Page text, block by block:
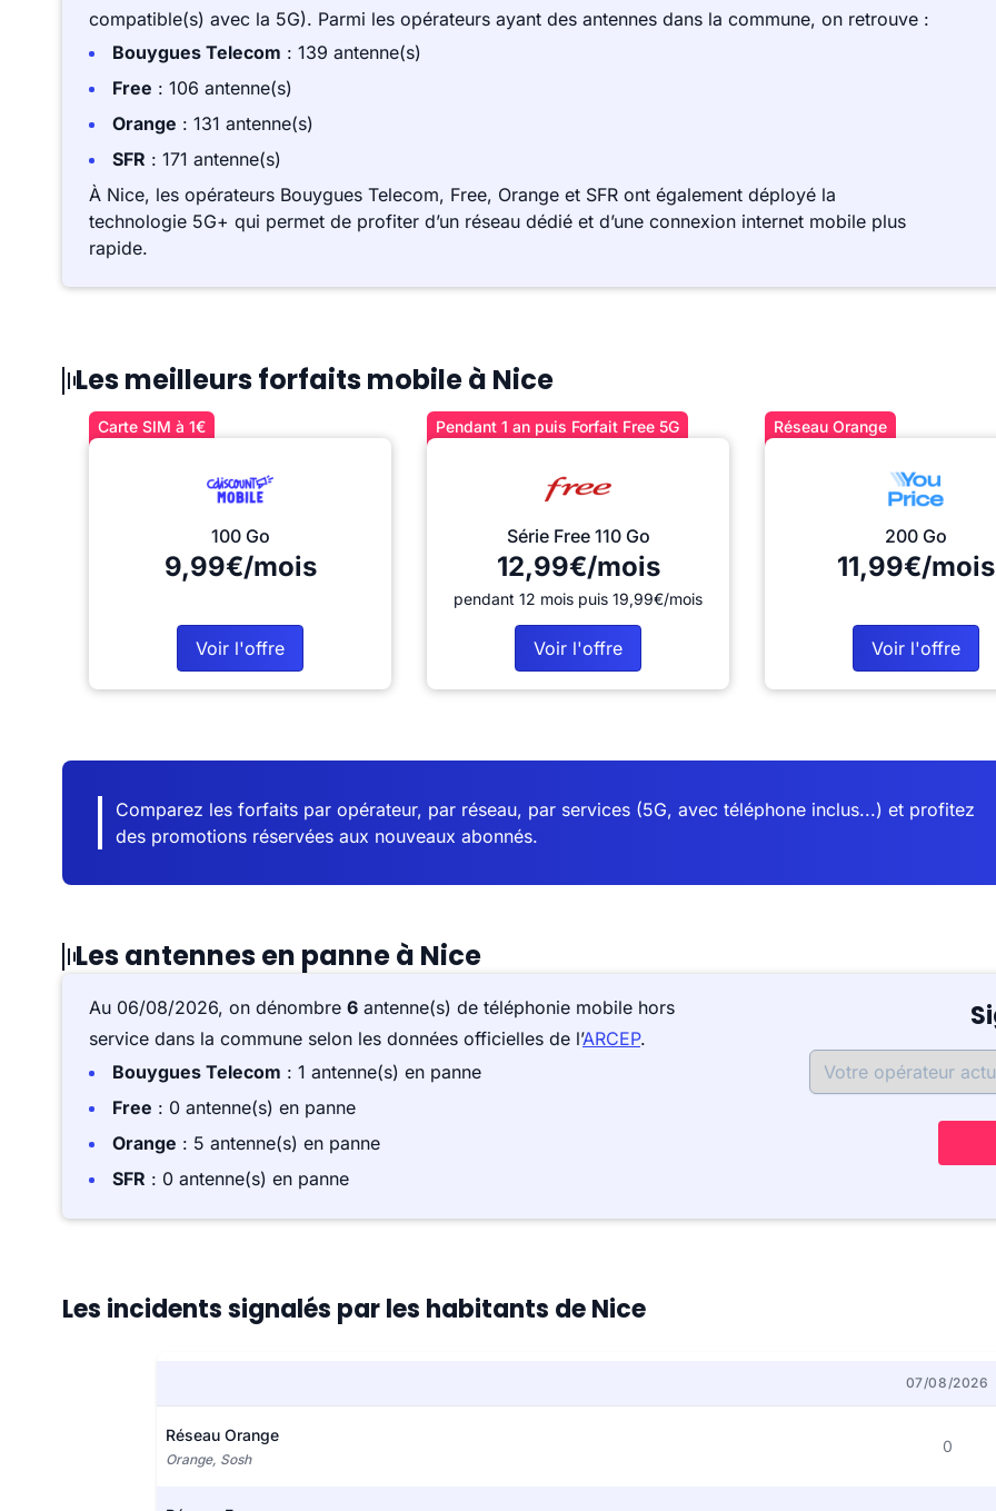
compatible(s) avec la 5G). Parmi les opérateurs ayant des antennes dans la commune, on retrouve :
Bouygues Telecom : 139 antenne(s)
Free : 106 antenne(s)
Orange : 131 antenne(s)
SFR : 171 antenne(s)
À Nice, les opérateurs Bouygues Telecom, Free, Orange et SFR ont également déployé la
technologie 5G+ qui permet de profiter d’un réseau dédié et d’une connexion internet mobile plus
rapide.
Les meilleurs forfaits mobile à Nice
Carte SIM à 1€
100 Go
9,99€/mois
Voir l'offre
Pendant 1 an puis Forfait Free 5G
Série Free 110 Go
12,99€/mois
pendant 12 mois puis 19,99€/mois
Voir l'offre
Réseau Orange
200 Go
11,99€/mois
Voir l'offre
Comparez les forfaits par opérateur, par réseau, par services (5G, avec téléphone inclus...) et profitez
des promotions réservées aux nouveaux abonnés.
Les antennes en panne à Nice
Au 06/08/2026, on dénombre 6 antenne(s) de téléphonie mobile hors
service dans la commune selon les données officielles de l’ARCEP.
Bouygues Telecom : 1 antenne(s) en panne
Free : 0 antenne(s) en panne
Orange : 5 antenne(s) en panne
SFR : 0 antenne(s) en panne
Les incidents signalés par les habitants de Nice
07/08/2026
Réseau Orange
Orange, Sosh
0